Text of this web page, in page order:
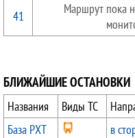
41
Маршрут пока
БЛИЖАЙШИЕ ОСТАНОВКИ
Названия Виды ТС
База РХТ
в